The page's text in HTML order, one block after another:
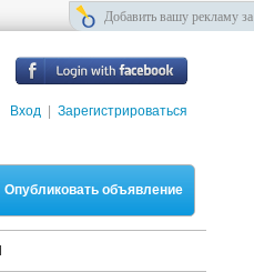
Вход Зарегистрироваться
Опубликовать объявление
Добавить вашу рекламу за